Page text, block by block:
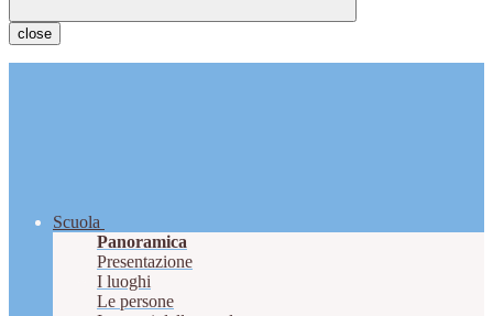
close
Scuola
Panoramica
Presentazione
I luoghi
Le persone